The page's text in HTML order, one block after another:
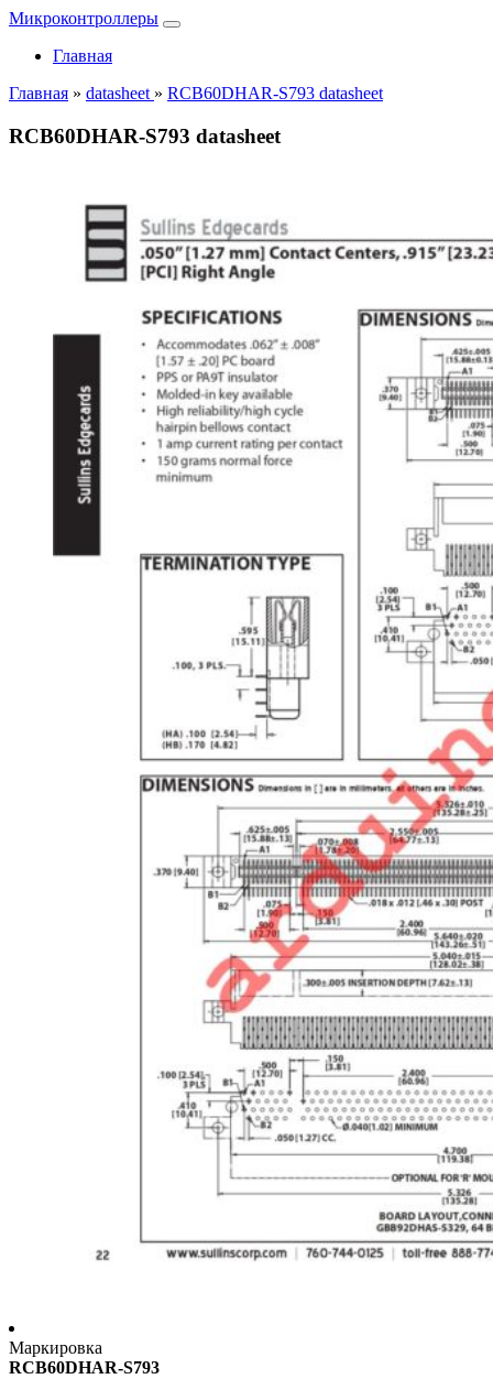
Микроконтроллеры
Главная
Главная » datasheet » RCB60DHAR-S793 datasheet
RCB60DHAR-S793 datasheet
Маркировка
RCB60DHAR-S793